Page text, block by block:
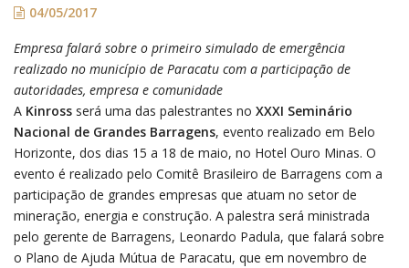
04/05/2017
Empresa falará sobre o primeiro simulado de emergência
realizado no município de Paracatu com a participação de
autoridades, empresa e comunidade
A Kinross será uma das palestrantes no XXXI Seminário
Nacional de Grandes Barragens, evento realizado em Belo
Horizonte, dos dias 15 a 18 de maio, no Hotel Ouro Minas. O
evento é realizado pelo Comitê Brasileiro de Barragens com a
participação de grandes empresas que atuam no setor de
mineração, energia e construção. A palestra será ministrada
pelo gerente de Barragens, Leonardo Padula, que falará sobre
o Plano de Ajuda Mútua de Paracatu, que em novembro de